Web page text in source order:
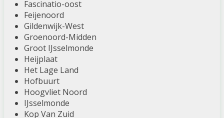
Fascinatio-oost
Feijenoord
Gildenwijk-West
Groenoord-Midden
Groot IJsselmonde
Heijplaat
Het Lage Land
Hofbuurt
Hoogvliet Noord
IJsselmonde
Kop Van Zuid